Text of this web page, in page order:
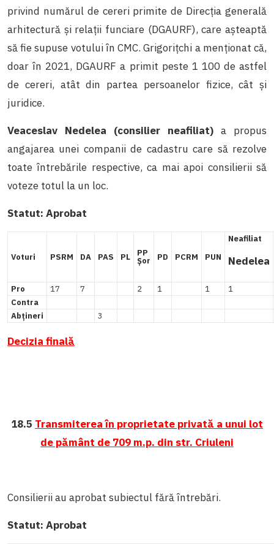
privind numărul de cereri primite de Direcția generală
arhitectură și relații funciare (DGAURF), care așteaptă
să fie supuse votului în CMC. Grigorițchi a menționat că,
doar în 2021, DGAURF a primit peste 1 100 de astfel
de cereri, atât din partea persoanelor fizice, cât și
juridice.
Veaceslav Nedelea (consilier neafiliat) a propus
angajarea unei companii de cadastru care să rezolve
toate întrebările respective, ca mai apoi consilierii să
voteze totul la un loc.
Statut: Aprobat
Voturi PSRM DA PAS PL PP
Șor PD PCRM PUN
Neafiliat
Nedelea
Pro 17 7 2 1 1
1
Contra
Abțineri
3
Decizia finală
18.5 Transmiterea în proprietate privată a unui lot
de pământ de 709 m.p. din str. Criuleni
Consilierii au aprobat subiectul fără întrebări.
Statut: Aprobat